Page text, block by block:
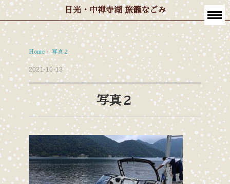
日光・中禅寺湖 旅籠なごみ
Home › 写真２
2021-10-13
写真２